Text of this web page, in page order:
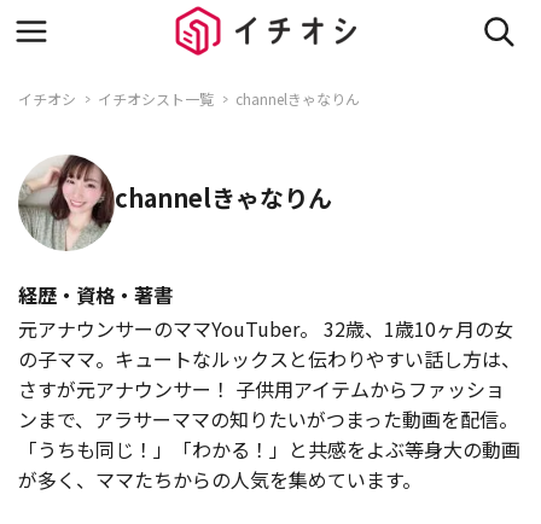
イチオシ イチオシスト一覧 channelきゃなりん
channelきゃなりん
経歴・資格・著書
元アナウンサーのママYouTuber。 32歳、1歳10ヶ月の女
の子ママ。キュートなルックスと伝わりやすい話し方は、
さすが元アナウンサー！ 子供用アイテムからファッショ
ンまで、アラサーママの知りたいがつまった動画を配信。
「うちも同じ！」「わかる！」と共感をよぶ等身大の動画
が多く、ママたちからの人気を集めています。